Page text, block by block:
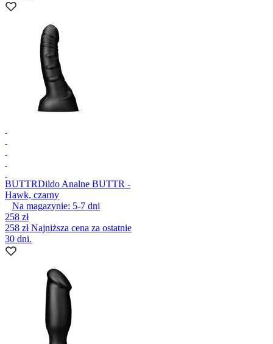
BUTTRDildo Analne BUTTR -
Hawk, czarny
Na magazynie: 5-7 dni
258 zł
258 złNajniższa cena za ostatnie
30 dni.